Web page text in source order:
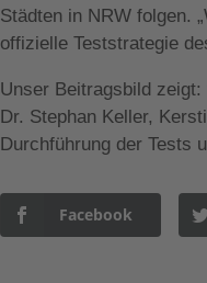
Städten in NRW folgen.
offizielle Teststrategie
Unser Beitragsbild
Dr. Stephan Keller,
Durchführung der Tests
Facebook